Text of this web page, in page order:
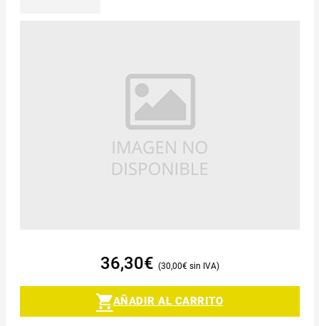
36,30€ 30,00€
AÑADIR AL CARRITO